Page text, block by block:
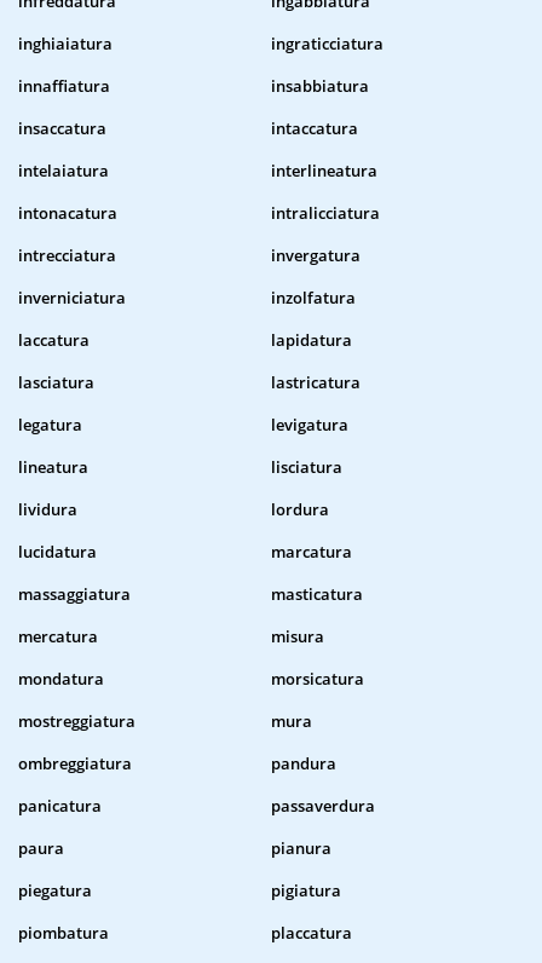
inghiaiatura
ingraticciatura
innaffiatura
insabbiatura
insaccatura
intaccatura
intelaiatura
interlineatura
intonacatura
intralicciatura
intrecciatura
invergatura
inverniciatura
inzolfatura
laccatura
lapidatura
lasciatura
lastricatura
legatura
levigatura
lineatura
lisciatura
lividura
lordura
lucidatura
marcatura
massaggiatura
masticatura
mercatura
misura
mondatura
morsicatura
mostreggiatura
mura
ombreggiatura
pandura
panicatura
passaverdura
paura
pianura
piegatura
pigiatura
piombatura
placcatura